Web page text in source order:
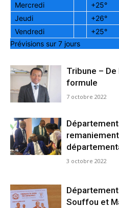
Mercredi
+25°
Jeudi
+26°
Vendredi
+25°
Prévisions sur 7 jours
Tribune – De
formule
7 octobre 2022
3 octobre 2022
Souffou et